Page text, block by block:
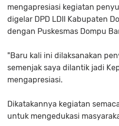
mengapresiasi kegiatan
digelar DPD LDII Kabupaten
dengan Puskesmas Dompu
"Baru kali ini dilaksanakan
semenjak saya dilantik jadi
mengapresiasi.
Dikatakannya kegiatan
untuk mengedukasi